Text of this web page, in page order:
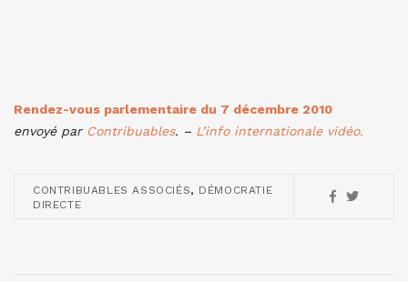
Rendez-vous parlementaire du 7 décembre 2010
envoyé par Contribuables. – L’info internationale vidéo.
CONTRIBUABLES ASSOCIÉS, DÉMOCRATIE
DIRECTE